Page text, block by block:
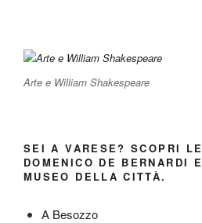
Arte e William Shakespeare
SEI A VARESE? SCOPRI
DOMENICO DE BERNARDI
MUSEO DELLA CITTÀ.
A Besozzo